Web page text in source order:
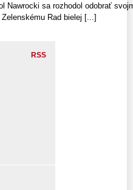
Nawrocki sa rozhodol odobrať
Rad bielej [...]
RSS